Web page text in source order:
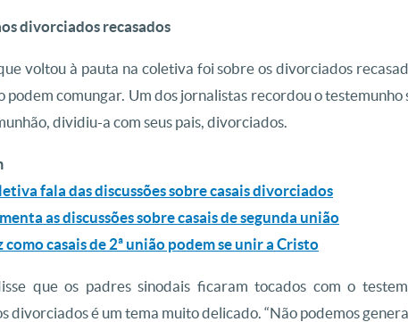
divorciados recasados
voltou à pauta na coletiva foi sobre os divorciados
podem comungar. Um dos jornalistas recordou o testemunho
dividiu-a com seus pais, divorciados.
fala das discussões sobre casais divorciados
as discussões sobre casais de segunda união
como casais de 2ª união podem se unir a Cristo
que os padres sinodais ficaram tocados com o
divorciados é um tema muito delicado. “Não podemos